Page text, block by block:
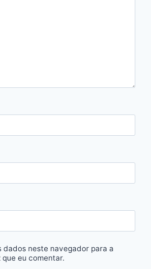
dados neste navegador para a
eu comentar.